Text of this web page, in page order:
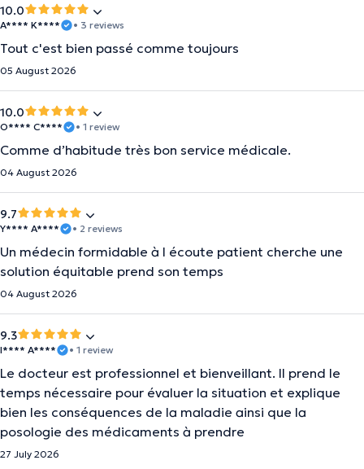
10.0
A**** K**** • 3 reviews
Tout c'est bien passé comme toujours
05 August 2026
10.0
O**** C**** • 1 review
Comme d’habitude très bon service médicale.
04 August 2026
9.7
Y**** A**** • 2 reviews
Un médecin formidable à l écoute patient cherche une
solution équitable prend son temps
04 August 2026
9.3
I**** A**** • 1 review
Le docteur est professionnel et bienveillant. Il prend le
temps nécessaire pour évaluer la situation et explique
bien les conséquences de la maladie ainsi que la
posologie des médicaments à prendre
27 July 2026